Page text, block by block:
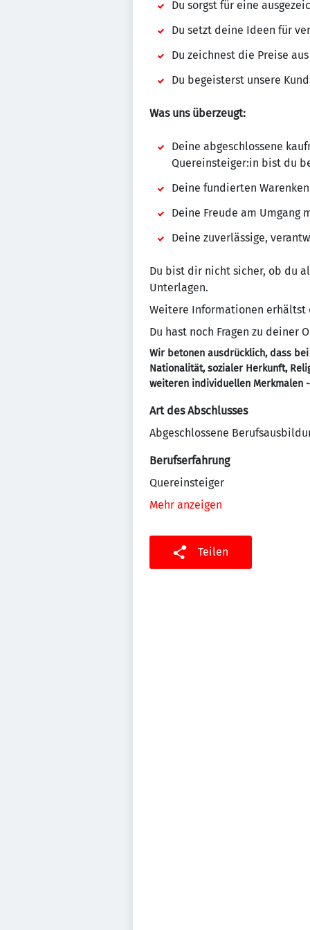
Du sorgst für eine
Du setzt deine Ideen für
Du zeichnest die Preise
Du begeisterst unsere
Was uns überzeugt:
Deine abgeschlossene
Quereinsteiger:in bist du
Deine fundierten
Deine Freude am
Deine zuverlässige,
Du bist dir nicht sicher, ob du
Unterlagen.
Weitere Informationen
Du hast noch Fragen zu deiner
Wir betonen ausdrücklich, dass
Nationalität, sozialer Herkunft,
weiteren individuellen Merkmalen
Art des Abschlusses
Abgeschlossene
Berufserfahrung
Quereinsteiger
Mehr anzeigen
Teilen